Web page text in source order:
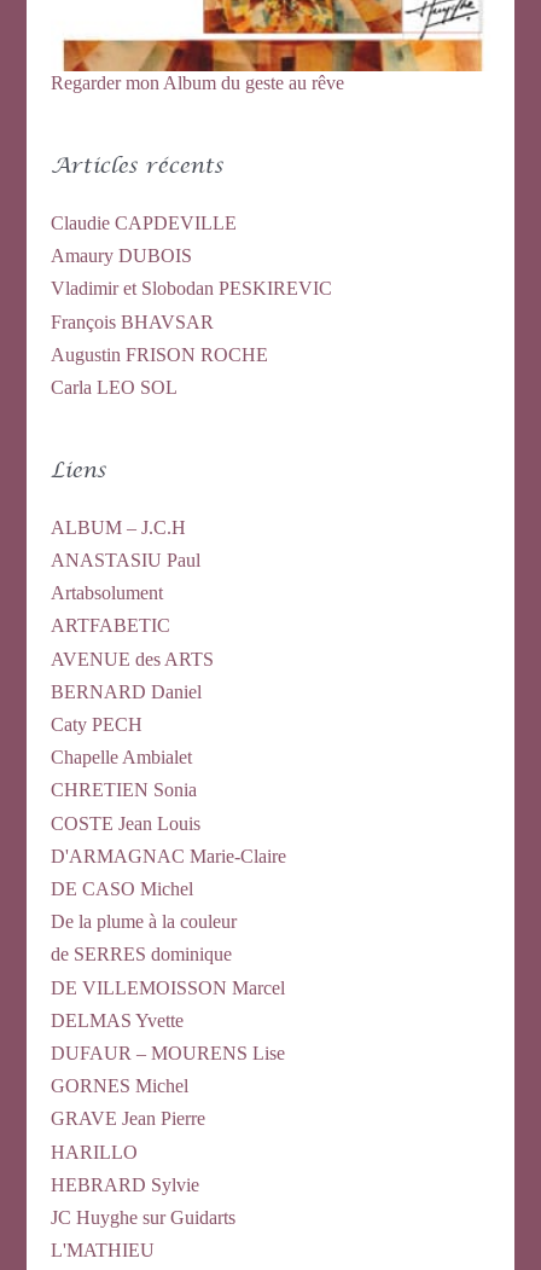
Regarder mon Album du geste au rêve
Articles récents
Claudie CAPDEVILLE
Amaury DUBOIS
Vladimir et Slobodan PESKIREVIC
François BHAVSAR
Augustin FRISON ROCHE
Carla LEO SOL
Liens
ALBUM – J.C.H
ANASTASIU Paul
Artabsolument
ARTFABETIC
AVENUE des ARTS
BERNARD Daniel
Caty PECH
Chapelle Ambialet
CHRETIEN Sonia
COSTE Jean Louis
D'ARMAGNAC Marie-Claire
DE CASO Michel
De la plume à la couleur
de SERRES dominique
DE VILLEMOISSON Marcel
DELMAS Yvette
DUFAUR – MOURENS Lise
GORNES Michel
GRAVE Jean Pierre
HARILLO
HEBRARD Sylvie
JC Huyghe sur Guidarts
L'MATHIEU